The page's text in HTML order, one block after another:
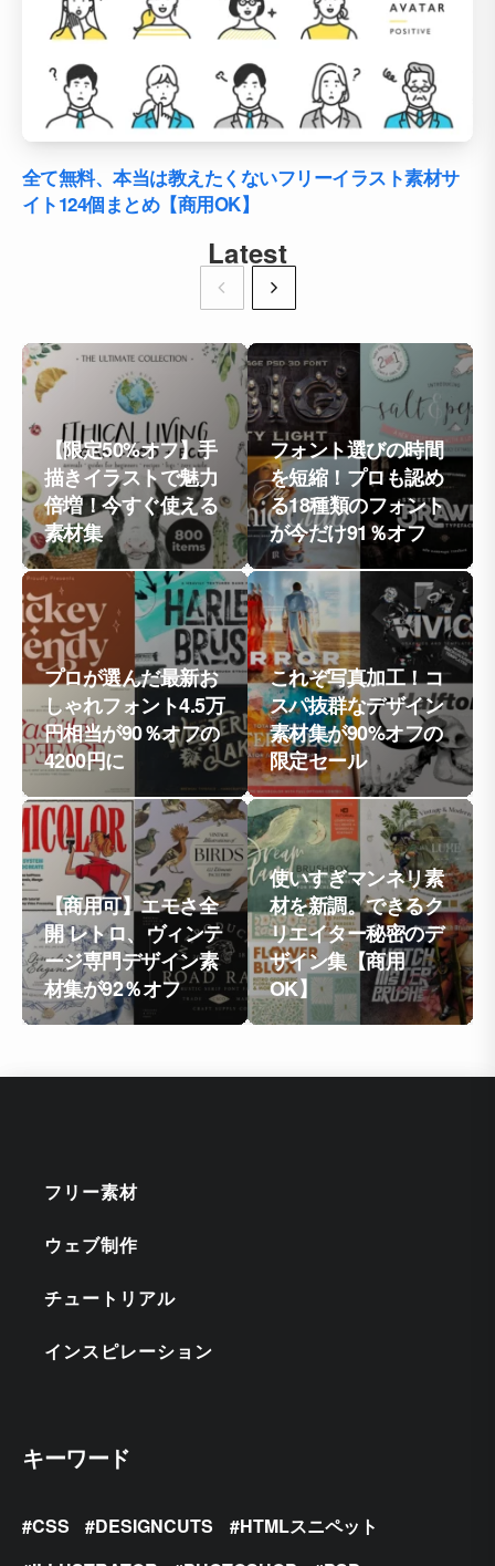
全て無料、本当は教えたくないフリーイラスト素材サ
イト124個まとめ【商用OK】
Latest
【限定50%オフ】手
描きイラストで魅力
倍増！今すぐ使える
素材集
フォント選びの時間
を短縮！プロも認め
る18種類のフォント
が今だけ91％オフ
プロが選んだ最新お
しゃれフォント4.5万
円相当が90％オフの
4200円に
これぞ写真加工！コ
スパ抜群なデザイン
素材集が90%オフの
限定セール
【商用可】エモさ全
開 レトロ、ヴィンテ
ージ専門デザイン素
材集が92％オフ
使いすぎマンネリ素
材を新調。できるク
リエイター秘密のデ
ザイン集【商用
OK】
フリー素材
ウェブ制作
チュートリアル
インスピレーション
キーワード
CSS DESIGNCUTS
HTMLスニペット